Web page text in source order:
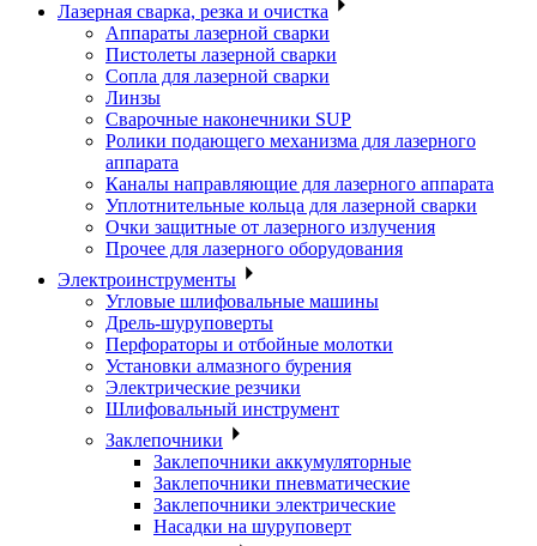
Лазерная сварка, резка и очистка
Аппараты лазерной сварки
Пистолеты лазерной сварки
Сопла для лазерной сварки
Линзы
Сварочные наконечники SUP
Ролики подающего механизма для лазерного
аппарата
Каналы направляющие для лазерного аппарата
Уплотнительные кольца для лазерной сварки
Очки защитные от лазерного излучения
Прочее для лазерного оборудования
Электроинструменты
Угловые шлифовальные машины
Дрель-шуруповерты
Перфораторы и отбойные молотки
Установки алмазного бурения
Электрические резчики
Шлифовальный инструмент
Заклепочники
Заклепочники аккумуляторные
Заклепочники пневматические
Заклепочники электрические
Насадки на шуруповерт